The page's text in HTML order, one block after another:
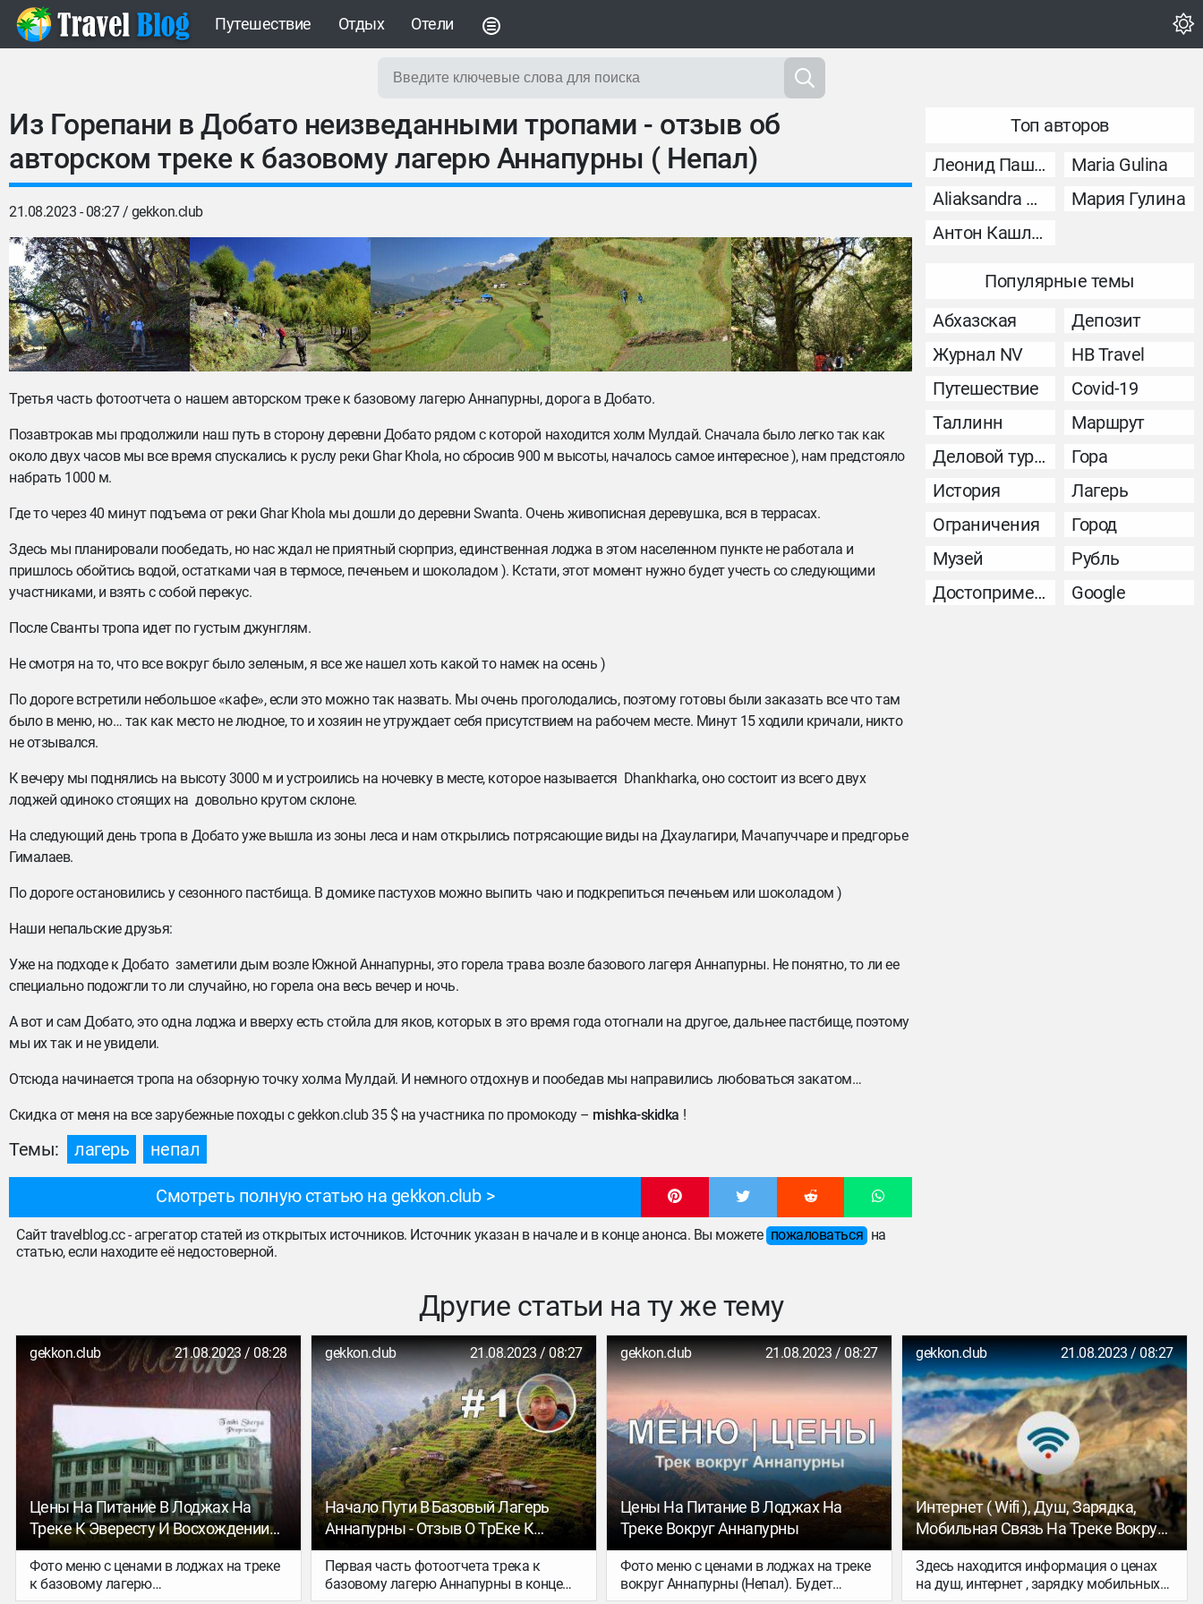
Путешествие Отдых Отели
Из Горепани в Добато неизведанными тропами - отзыв об
авторском треке к базовому лагерю Аннапурны ( Непал)
21.08.2023 - 08:27 / gekkon.club
Третья часть фотоотчета о нашем авторском треке к базовому лагерю Аннапурны, дорога в Добато.
Позавтрокав мы продолжили наш путь в сторону деревни Добато рядом с которой находится холм Мулдай. Сначала было легко так как
около двух часов мы все время спускались к руслу реки Ghar Khola, но сбросив 900 м высоты, началось самое интересное ), нам предстояло
набрать 1000 м.
Где то через 40 минут подъема от реки Ghar Khola мы дошли до деревни Swanta. Очень живописная деревушка, вся в террасах.
Здесь мы планировали пообедать, но нас ждал не приятный сюрприз, единственная лоджа в этом населенном пункте не работала и
пришлось обойтись водой, остатками чая в термосе, печеньем и шоколадом ). Кстати, этот момент нужно будет учесть со следующими
участниками, и взять с собой перекус.
После Сванты тропа идет по густым джунглям.
Не смотря на то, что все вокруг было зеленым, я все же нашел хоть какой то намек на осень )
По дороге встретили небольшое «кафе», если это можно так назвать. Мы очень проголодались, поэтому готовы были заказать все что там
было в меню, но… так как место не людное, то и хозяин не утруждает себя присутствием на рабочем месте. Минут 15 ходили кричали, никто
не отзывался.
К вечеру мы поднялись на высоту 3000 м и устроились на ночевку в месте, которое называется Dhankharka, оно состоит из всего двух
лоджей одиноко стоящих на довольно крутом склоне.
На следующий день тропа в Добато уже вышла из зоны леса и нам открылись потрясающие виды на Дхаулагири, Мачапуччаре и предгорье
Гималаев.
По дороге остановились у сезонного пастбища. В домике пастухов можно выпить чаю и подкрепиться печеньем или шоколадом )
Наши непальские друзья:
Уже на подходе к Добато заметили дым возле Южной Аннапурны, это горела трава возле базового лагеря Аннапурны. Не понятно, то ли ее
специально подожгли то ли случайно, но горела она весь вечер и ночь.
А вот и сам Добато, это одна лоджа и вверху есть стойла для яков, которых в это время года отогнали на другое, дальнее пастбище, поэтому
мы их так и не увидели.
Отсюда начинается тропа на обзорную точку холма Мулдай. И немного отдохнув и пообедав мы направились любоваться закатом…
Скидка от меня на все зарубежные походы с gekkon.club 35 $ на участника по промокоду – mishka-skidka !
Темы: лагерь непал
Смотреть полную статью на gekkon.club
Сайт travelblog.cc - агрегатор статей из открытых источников. Источник указан в начале и в конце анонса. Вы можете пожаловаться на
статью, если находите её недостоверной.
Топ авторов
Леонид Пашковский
Maria Gulina
Aliaksandra Murashka
Мария Гулина
Антон Кашликов
Популярные темы
Абхазская
Депозит
Журнал NV
НВ Travel
Путешествие
Covid-19
Таллинн
Маршрут
Деловой туризм
Гора
История
Лагерь
Ограничения
Город
Музей
Рубль
Достопримечательность
Google
Другие статьи на ту же тему
gekkon.club 21.08.2023 / 08:28
Цены На Питание В Лоджах На
Треке К Эвересту И Восхождении
На Айленд Пик
Фото меню с ценами в лоджах на треке
к базовому лагерю
gekkon.club 21.08.2023 / 08:27
Начало Пути В Базовый Лагерь
Аннапурны - Отзыв О ТрЕке К
Базовому Лагерю Аннапурны (
Непал)
Первая часть фотоотчета трека к
базовому лагерю Аннапурны в конце
gekkon.club 21.08.2023 / 08:27
Цены На Питание В Лоджах На
Треке Вокруг Аннапурны
Фото меню с ценами в лоджах на треке
вокруг Аннапурны (Непал). Будет
gekkon.club 21.08.2023 / 08:27
Интернет ( Wifi ), Душ, Зарядка,
Мобильная Связь На Треке Вокруг
Аннапурны
Здесь находится информация о ценах
на душ, интернет , зарядку мобильных